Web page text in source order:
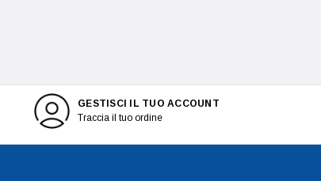
GESTISCI IL TUO ACCOUNT
Traccia il tuo ordine